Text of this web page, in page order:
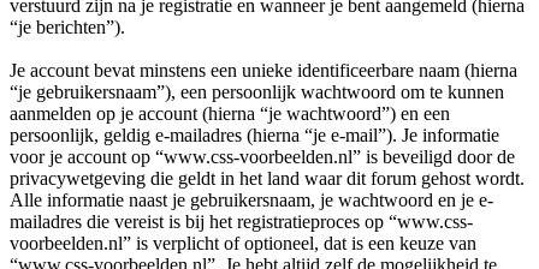
verstuurd zijn na je registratie en wanneer je bent aangemeld (hierna
“je berichten”).
Je account bevat minstens een unieke identificeerbare naam (hierna
“je gebruikersnaam”), een persoonlijk wachtwoord om te kunnen
aanmelden op je account (hierna “je wachtwoord”) en een
persoonlijk, geldig e-mailadres (hierna “je e-mail”). Je informatie
voor je account op “www.css-voorbeelden.nl” is beveiligd door de
privacywetgeving die geldt in het land waar dit forum gehost wordt.
Alle informatie naast je gebruikersnaam, je wachtwoord en je e-
mailadres die vereist is bij het registratieproces op “www.css-
voorbeelden.nl” is verplicht of optioneel, dat is een keuze van